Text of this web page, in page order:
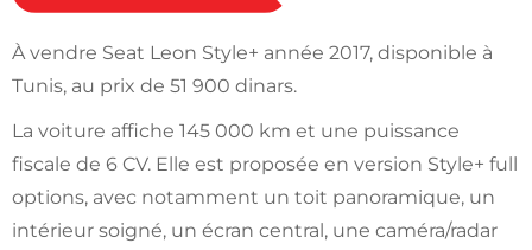
À vendre Seat Leon Style+ année 2017, disponible à
Tunis, au prix de 51 900 dinars.
La voiture affiche 145 000 km et une puissance
fiscale de 6 CV. Elle est proposée en version Style+ full
options, avec notamment un toit panoramique, un
intérieur soigné, un écran central, une caméra/radar